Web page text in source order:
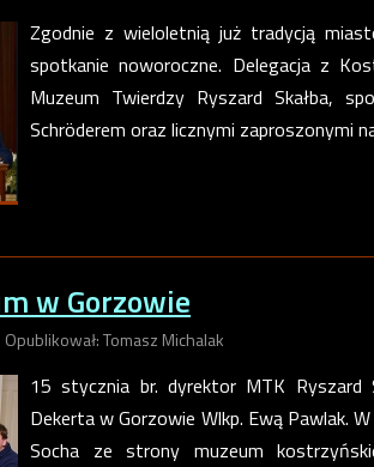
Zgodnie z wieloletnią już tradycją
spotkanie noworoczne. Delegacja z
Muzeum Twierdzy Ryszard Skałba,
Schröderem oraz licznymi zaproszonymi
w Gorzowie
Opublikował: Tomasz Michalak
15 stycznia br. dyrektor MTK Ryszard
Dekerta w Gorzowie Wlkp. Ewą Pawlak.
Socha ze strony muzeum